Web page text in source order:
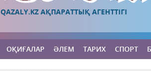
QAZALY.KZ АҚПАРАТТЫҚ АГЕНТТІГІ
ОҚИҒАЛАР ӘЛЕМ ТАРИХ СПОРТ